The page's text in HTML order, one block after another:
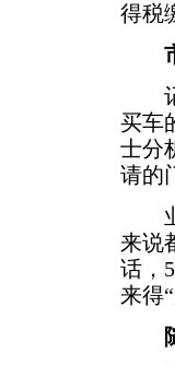
得税
记
买车
士分
请的
业
来说
话，
来得